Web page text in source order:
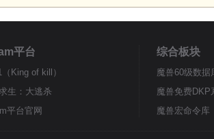
平台
（King of kill）
生：大逃杀
平台官网
综合板块
魔兽60级数据
魔兽免费DKP
魔兽宏命令库